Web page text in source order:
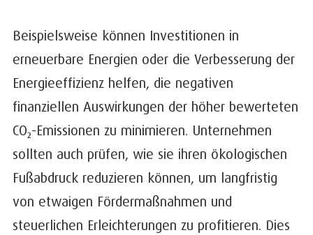
Beispielsweise können Investitionen in
erneuerbare Energien oder die Verbesserung der
Energieeffizienz helfen, die negativen
finanziellen Auswirkungen der höher bewerteten
CO₂-Emissionen zu minimieren. Unternehmen
sollten auch prüfen, wie sie ihren ökologischen
Fußabdruck reduzieren können, um langfristig
von etwaigen Fördermaßnahmen und
steuerlichen Erleichterungen zu profitieren. Dies